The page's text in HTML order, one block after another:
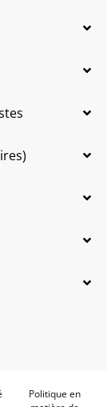
Politique en